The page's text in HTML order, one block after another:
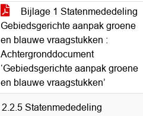
Bijlage 1 Statenmededeling
Gebiedsgerichte aanpak groene
en blauwe vraagstukken :
Achtergronddocument
‘Gebiedsgerichte aanpak groene
en blauwe vraagstukken’
2.2.5 Statenmededeling